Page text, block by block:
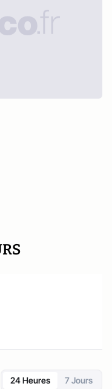
24 Heures 7 Jours